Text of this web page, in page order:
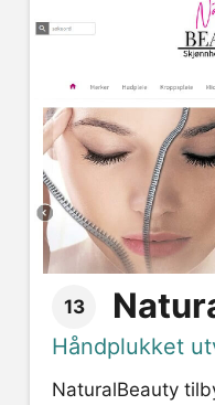
13
Håndplukket
NaturalBeauty